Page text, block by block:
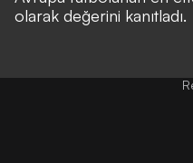
olarak değerini kanıtladı.